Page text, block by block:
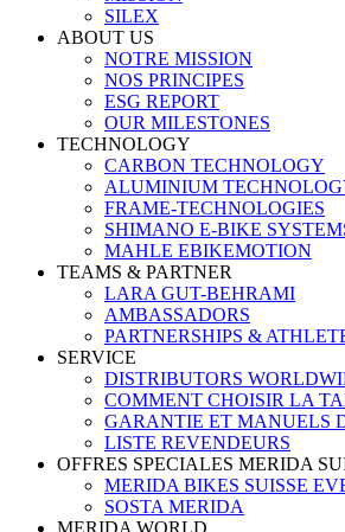
SILEX
ABOUT US
NOTRE MISSION
NOS PRINCIPES
ESG REPORT
OUR MILESTONES
TECHNOLOGY
CARBON TECHNOLOGY
ALUMINIUM
FRAME-TECHNOLOGIES
SHIMANO E-BIKE
MAHLE EBIKEMOTION
TEAMS & PARTNER
LARA GUT-BEHRAMI
AMBASSADORS
PARTNERSHIPS &
SERVICE
DISTRIBUTORS
COMMENT CHOISIR LA
GARANTIE ET MANUELS
LISTE REVENDEURS
OFFRES SPECIALES MERIDA
MERIDA BIKES SUISSE
SOSTA MERIDA
MERIDA WORLD